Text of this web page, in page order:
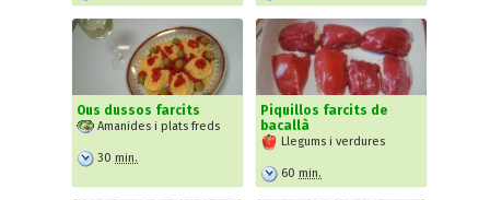
Ous dussos farcits
Amanides i plats freds
30 min.
Piquillos farcits de
bacallà
Llegums i verdures
60 min.